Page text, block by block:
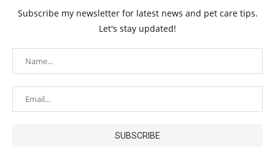
Subscribe my newsletter for latest news and pet care tips.
Let's stay updated!